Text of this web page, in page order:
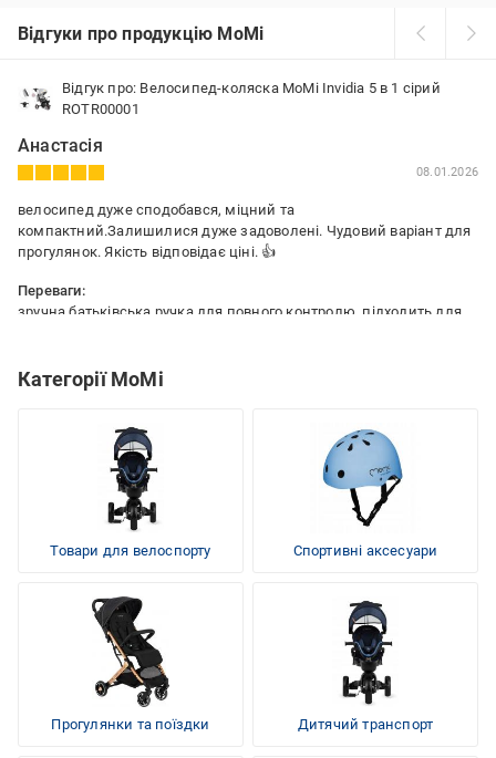
Відгуки про продукцію MoMi
Відгук про: Велосипед-коляска MoMi Invidia 5 в 1 сірий
ROTR00001
Анастасія
08.01.2026
велосипед дуже сподобався, міцний та
компактний.Залишилися дуже задоволені. Чудовий варіант для
прогулянок. Якість відповідає ціні. 👍
Переваги:
зручна батьківська ручка для повного контролю, підходить для
Категорії MoMi
Товари для велоспорту Спортивні аксесуари
Прогулянки та поїздки Дитячий транспорт